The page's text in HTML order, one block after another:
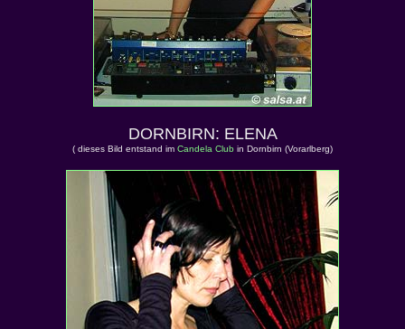
DORNBIRN: ELENA
( dieses Bild entstand im Candela Club in Dornbirn (Vorarlberg)